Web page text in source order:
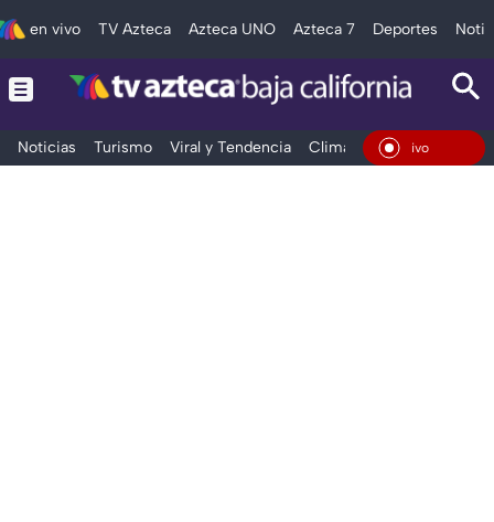
en vivo TV Azteca Azteca UNO Azteca 7 Deportes
Noticias Turismo Viral y Tendencia Clima Deportes
En Vivo